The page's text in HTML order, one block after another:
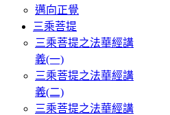
邁向正覺
三乘菩提
三乘菩提之法華經講
義(一)
三乘菩提之法華經講
義(二)
三乘菩提之法華經講